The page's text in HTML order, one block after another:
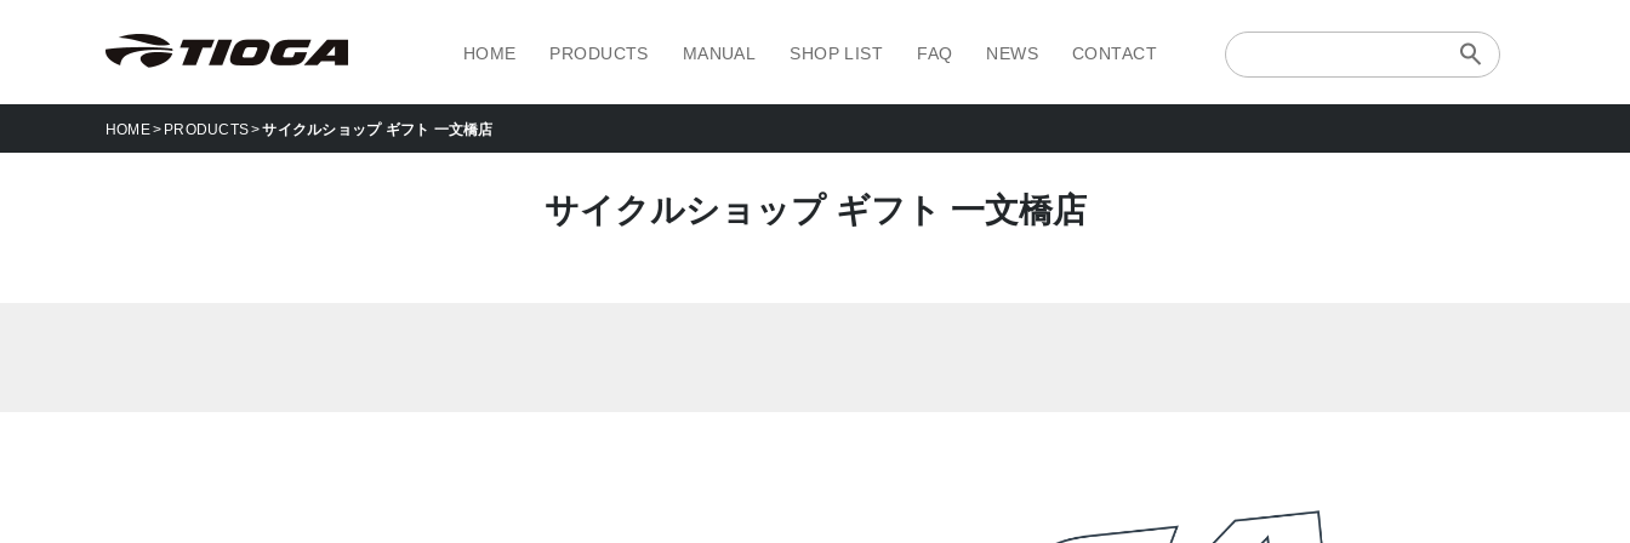
HOME PRODUCTS MANUAL SHOP LIST FAQ NEWS CONTACT
HOME PRODUCTS サイクルショップ ギフト 一文橋店
サイクルショップ ギフト 一文橋店